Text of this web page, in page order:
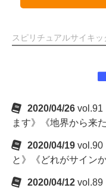
スピリチュアルサイキッ
2020/04/26 vol.91
ます》《地界から来
2020/04/19 vol.90
と》《どれがサイン
2020/04/12 vol.89